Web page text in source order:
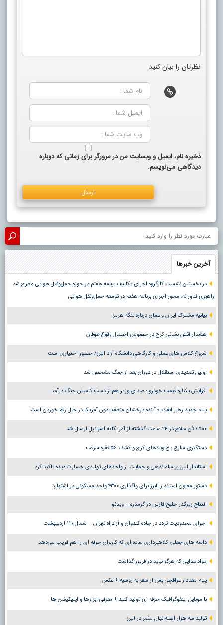
نظرتان را بیان کنید
ذخیره نام، ایمیل و وبسایت من در مرورگر برای زمانی که دوباره
دیدگاهی می‌نویسم.
آخرین خبرها
در نخستین نشست کارگروه اجرای تکالیف برنامه هفتم در حوزه حمل‌ونقل هوایی مطرح شد:
راهبری فناورانه، محور اجرای برنامه هفتم در توسعه حمل‌ونقل هوایی
بیانیه مشترک ایران و عمان درباره تنگه هرمز
هشدار آتش نشانی کرج در خصوص احتمال وقوع طوفان
شروع کلاس های عملی و کارگاهی دانشگاه آزاد البرز/ حضور اختیاری است
اولین تمدیدی استقلال در دوران بعد از جنگ مشخص شد
افزایش یکباره قیمت خودرو ؛ صدای وزیر هم از دست کاسبان جنگ درآمد
پیام جدید رهبر انقلاب؛ آینده درخشان منطقه بدون آمریکا در حال رقم خوردن است
۶۵۰۰ تُن سلاح در ۲۴ ساعت گذشته از آمریکا به اسرائیل ارسال شد
دستگیری سارق باغ ویلاهای کرج و کشف ۵۶ فقره سرقت
استاندار البرز بر ساماندهی و حمایت از واحدهای تولیدی خسارت دیده تاکید کرد
دستور معاون استاندار البرز برای واگذاری ۴۳۰۰ واحد مسکونی در اشتهارد
افتتاح زیرگذر خلیج فارس در گرمدره + ویدئو
اجرای محدودیت تردد در جاده کندوان و آزادراه تهران – شمال ؛ ١١ اردیبهشت
دامنه های جعلی؛ کلاهبرداری ساده ای که کاربران حرفه ای را هم فریب می‌دهد
مواد غذایی که هرگز نباید در فریزر گذاشت
پیام معنادار عراقچی پس از سفر به روسیه + عکس
با موبایل اینفوگرافیک حرفه ای تولید کنید + معرفی ابزارها و اپلیکیشن ها
تولید سه هزار اصله نهال مثمر در البرز